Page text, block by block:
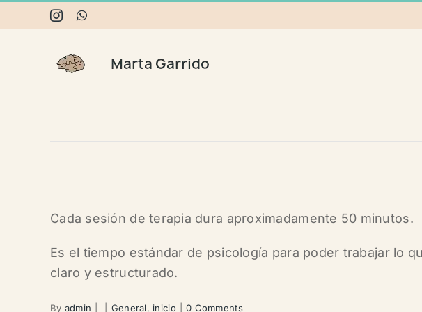
to
InstagramWhatsApp
Cada sesión de terapia dura aproximadamente 50 minutos.
Es el tiempo estándar de psicología para poder trabajar lo
claro y estructurado.
By admin General, inicio 0 Comments